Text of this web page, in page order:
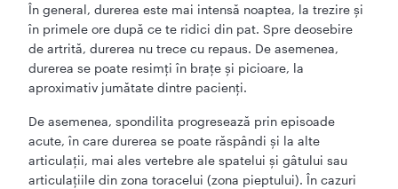
În general, durerea este mai intensă noaptea, la trezire și
în primele ore după ce te ridici din pat. Spre deosebire
de artrită, durerea nu trece cu repaus. De asemenea,
durerea se poate resimți în brațe și picioare, la
aproximativ jumătate dintre pacienți.
De asemenea, spondilita progresează prin episoade
acute, în care durerea se poate răspândi și la alte
articulații, mai ales vertebre ale spatelui și gâtului sau
articulațiile din zona toracelui (zona pieptului). În cazuri